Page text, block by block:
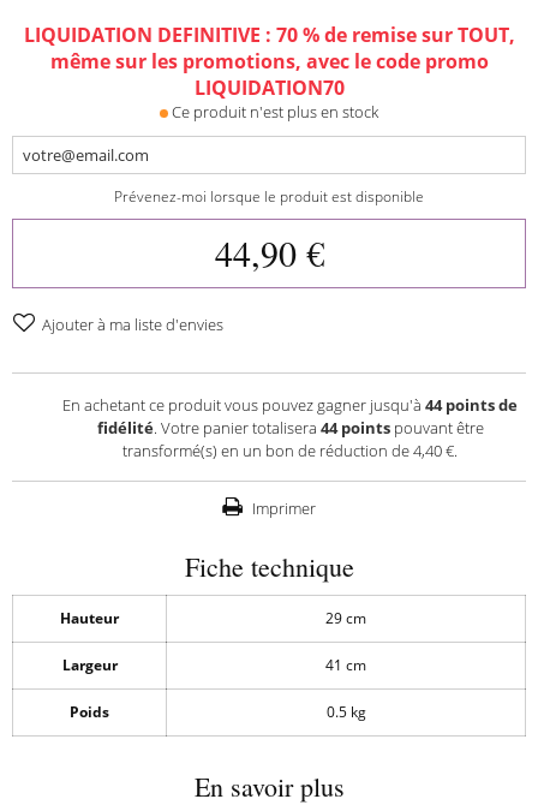
LIQUIDATION DEFINITIVE : 70 % de remise sur TOUT,
même sur les promotions, avec le code promo
LIQUIDATION70
Ce produit n'est plus en stock
Prévenez-moi lorsque le produit est disponible
44,90 €
Ajouter à ma liste d'envies
En achetant ce produit vous pouvez gagner jusqu'à 44points de
fidélité. Votre panier totalisera 44pointspouvant être
transformé(s) en un bon de réduction de4,40 €.
Imprimer
Fiche technique
Hauteur 29 cm
Largeur 41 cm
Poids 0.5 kg
En savoir plus